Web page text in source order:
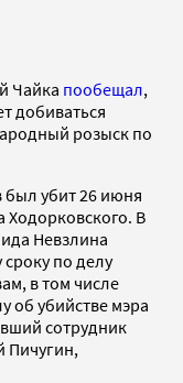
Чайка пообещал,
добиваться
розыск по
убит 26 июня
Ходорковского. В
Невзлина
по делу
в том числе
об убийстве мэра
сотрудник
Пичугин,